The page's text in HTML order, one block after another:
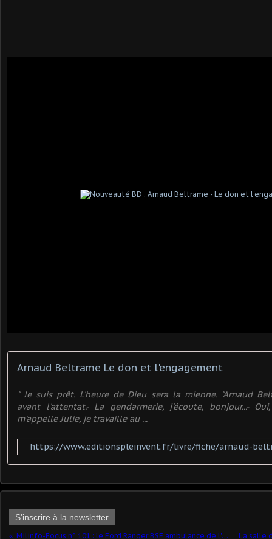
Arnaud Beltrame Le don et l'engagement
" Je suis prêt. L'heure de Dieu sera la mienne. "Arnaud
avant l'attentat.- La gendarmerie, j'écoute, bonjour...-
m'appelle Julie, je travaille au ...
https://www.editionspleinvent.fr/livre/fiche/arnaud-
S'inscrire à la newsletter
Milinfo-Focus n° 101 : le Ford Ranger BSE ambulance de l'Armée de l'ai (Alarme - 1/43)